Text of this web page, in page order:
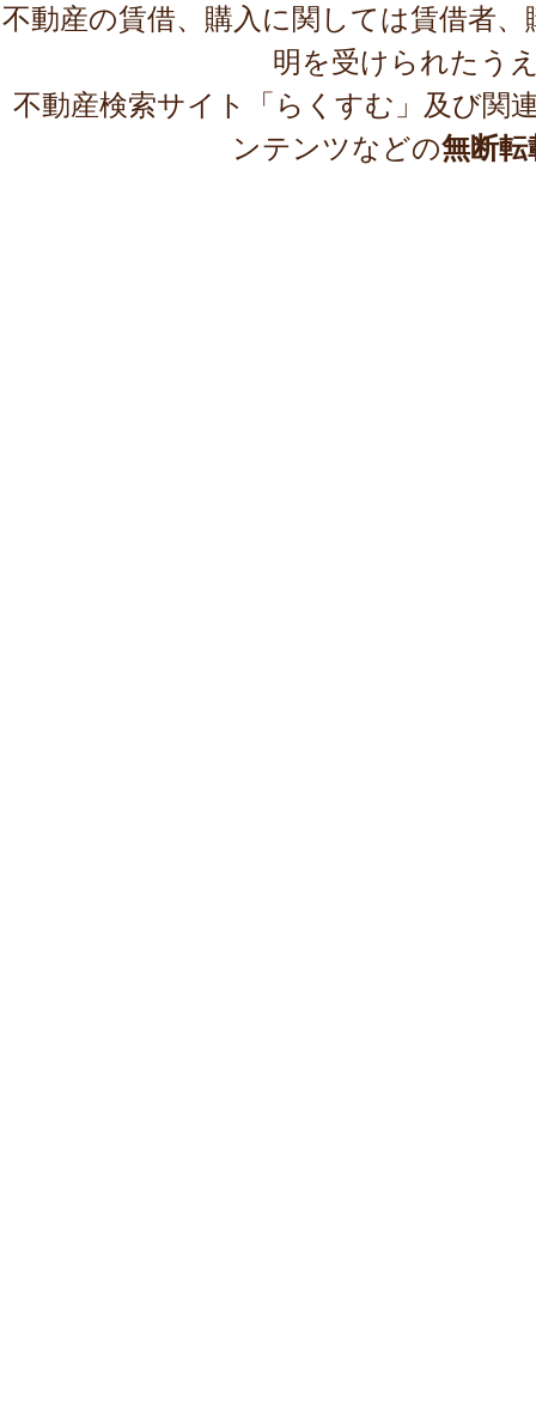
不動産の賃借、購入に関しては賃借者
明を受けられたう
不動産検索サイト「らくすむ」及び関
ンテンツなどの無断転